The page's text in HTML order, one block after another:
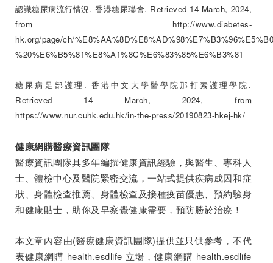
認識糖尿病流行情況. 香港糖尿聯會. Retrieved 14 March, 2024,
from http://www.diabetes-
hk.org/page/ch/
%20%E6%B5%81%E8%A1%8C%E6%83%85%E6%B3%81
糖尿病足部護理. 香港中文大學醫學院那打素護理學院.
Retrieved 14 March, 2024, from
https://www.nur.cuhk.edu.hk/in-the-press/20190823-hkej-hk/
健康網購醫療資訊團隊
醫療資訊團隊具多年編撰健康資訊經驗，與醫生、專科人
士、體檢中心及醫院緊密交流，一站式提供疾病成因和症
狀、身體檢查推薦、身體檢查及接種疫苗優惠、預約驗身
和健康貼士，助你及早察覺健康需要，預防勝於治療！
本文章內容由(醫療健康資訊團隊)提供並只供參考，不代
表健康網購 health.esdlife 立場，健康網購 health.esdlife